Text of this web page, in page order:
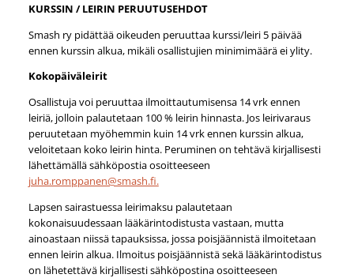
KURSSIN / LEIRIN PERUUTUSEHDOT
Smash ry pidättää oikeuden peruuttaa kurssi/leiri 5 päivää
ennen kurssin alkua, mikäli osallistujien minimimäärä ei ylity.
Kokopäiväleirit
Osallistuja voi peruuttaa ilmoittautumisensa 14 vrk ennen
leiriä, jolloin palautetaan 100 % leirin hinnasta. Jos leirivaraus
peruutetaan myöhemmin kuin 14 vrk ennen kurssin alkua,
veloitetaan koko leirin hinta. Peruminen on tehtävä kirjallisesti
lähettämällä sähköpostia osoitteeseen
juha.romppanen@smash.fi.
Lapsen sairastuessa leirimaksu palautetaan
kokonaisuudessaan lääkärintodistusta vastaan, mutta
ainoastaan niissä tapauksissa, jossa poisjäännistä ilmoitetaan
ennen leirin alkua. Ilmoitus poisjäännistä sekä lääkärintodistus
on lähetettävä kirjallisesti sähköpostina osoitteeseen